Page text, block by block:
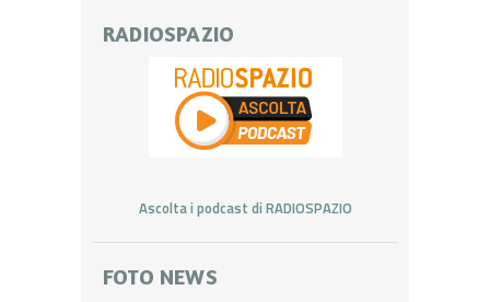
RADIOSPAZIO
Ascolta i podcast di RADIOSPAZIO
FOTO NEWS